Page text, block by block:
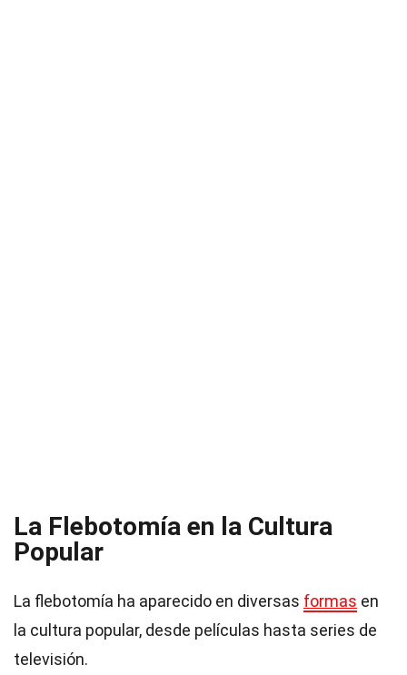
La Flebotomía en la Cultura
Popular
La flebotomía ha aparecido en diversas formas en
la cultura popular, desde películas hasta series de
televisión.